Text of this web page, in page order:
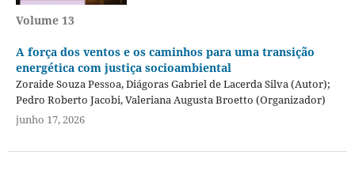
Volume 13
A força dos ventos e os caminhos para uma transição
energética com justiça socioambiental
Zoraide Souza Pessoa, Diágoras Gabriel de Lacerda Silva (Autor);
Pedro Roberto Jacobi, Valeriana Augusta Broetto (Organizador)
junho 17, 2026